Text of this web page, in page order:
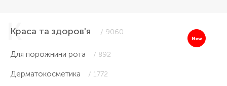
Краса та здоров'я / 9060
Для порожнини рота / 892
Дерматокосметика / 1772
New